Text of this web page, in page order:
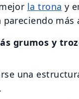
la trona y
pareciendo más
grumos y
una